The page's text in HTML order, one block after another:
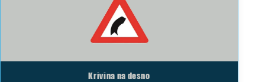
Krivina na desno